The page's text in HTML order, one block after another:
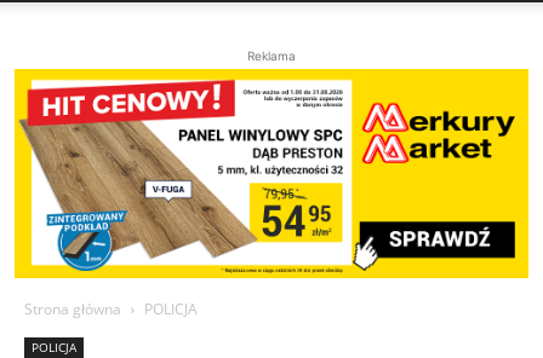
Reklama
Strona główna POLICJA
POLICJA